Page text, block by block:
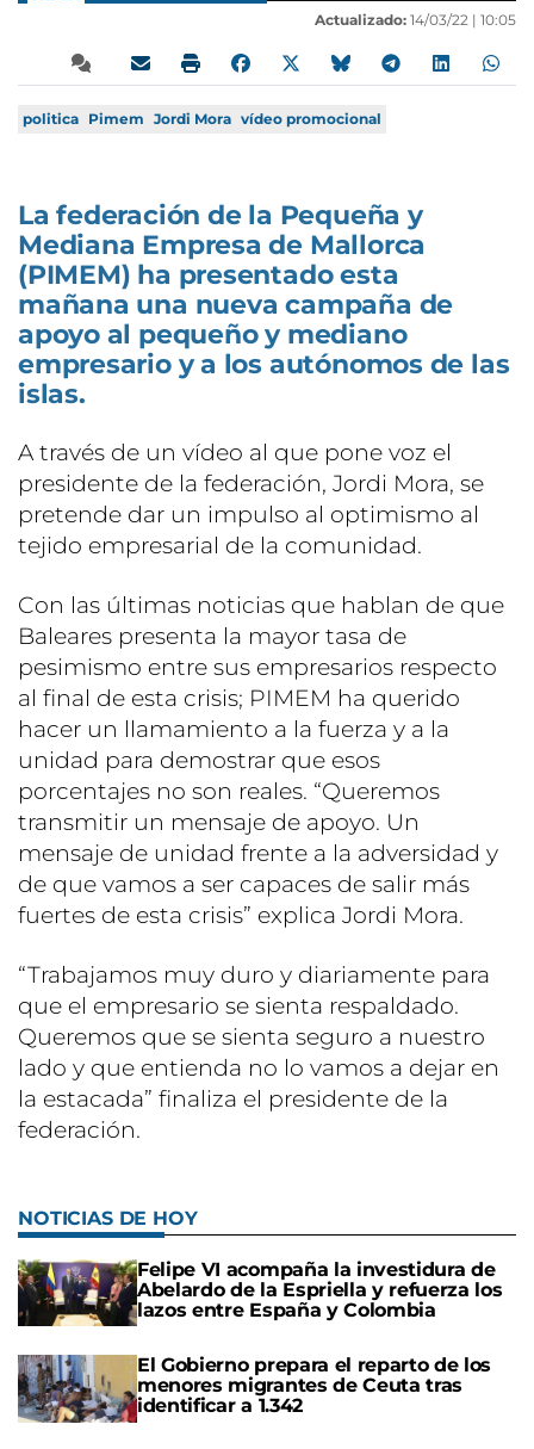
Actualizado: 14/03/22 | 10:05
politica Pimem Jordi Mora vídeo promocional
La federación de la Pequeña y
Mediana Empresa de Mallorca
(PIMEM) ha presentado esta
mañana una nueva campaña de
apoyo al pequeño y mediano
empresario y a los autónomos de las
islas.
A través de un vídeo al que pone voz el
presidente de la federación, Jordi Mora, se
pretende dar un impulso al optimismo al
tejido empresarial de la comunidad.
Con las últimas noticias que hablan de que
Baleares presenta la mayor tasa de
pesimismo entre sus empresarios respecto
al final de esta crisis; PIMEM ha querido
hacer un llamamiento a la fuerza y a la
unidad para demostrar que esos
porcentajes no son reales. “Queremos
transmitir un mensaje de apoyo. Un
mensaje de unidad frente a la adversidad y
de que vamos a ser capaces de salir más
fuertes de esta crisis” explica Jordi Mora.
“Trabajamos muy duro y diariamente para
que el empresario se sienta respaldado.
Queremos que se sienta seguro a nuestro
lado y que entienda no lo vamos a dejar en
la estacada” finaliza el presidente de la
federación.
NOTICIAS DE HOY
Felipe VI acompaña la investidura de
Abelardo de la Espriella y refuerza los
lazos entre España y Colombia
El Gobierno prepara el reparto de los
menores migrantes de Ceuta tras
identificar a 1.342